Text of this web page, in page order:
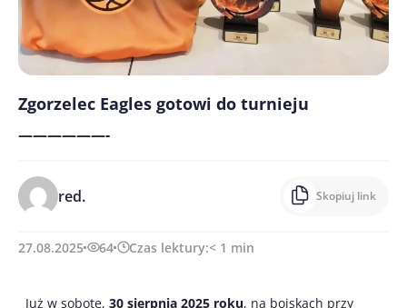
Zgorzelec Eagles gotowi do turnieju
——————-
red. Skopiuj link
27.08.2025 64 Czas lektury:< 1 min
Już w sobotę, 30 sierpnia 2025 roku, na boiskach przy